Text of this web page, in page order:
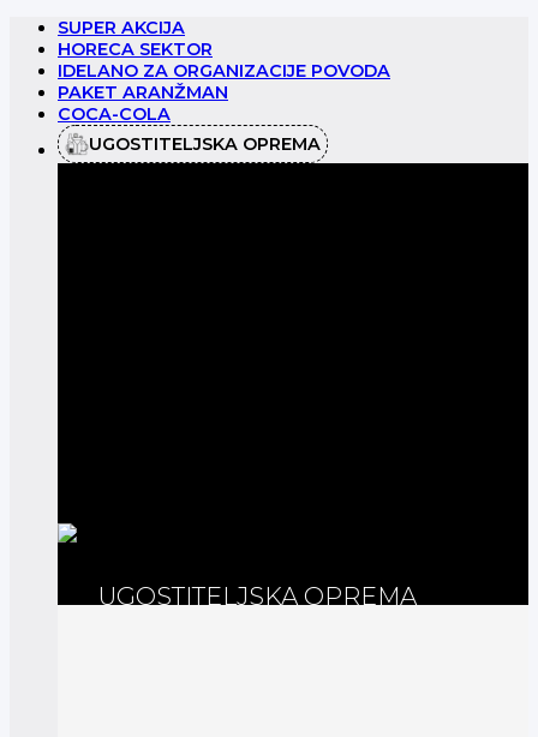
Preskoči
sadržaj
SUPER AKCIJA
HORECA SEKTOR
IDELANO ZA ORGANIZACIJE POVODA
PAKET ARANŽMAN
COCA-COLA
UGOSTITELJSKA OPREMA
UGOSTITELJSKA OPREMA